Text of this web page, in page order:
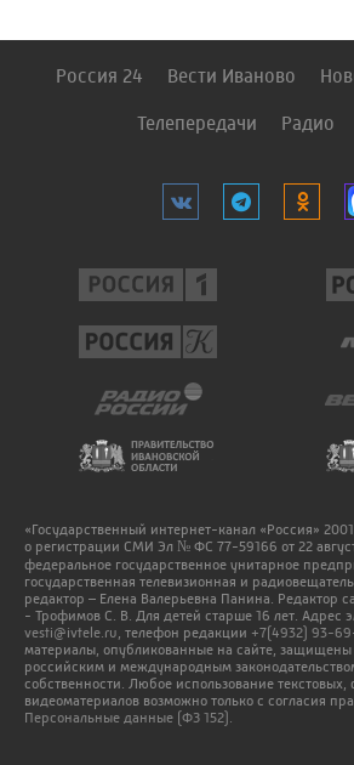
Россия 24 Вести Иваново
Телепередачи Радио
«Государственный интернет-канал «Россия»
о регистрации СМИ Эл № ФС 77-59166 от 22
федеральное государственное унитарное
государственная телевизионная и
редактор – Елена Валерьевна Панина. Редактор
- Трофимов С. В. Для детей старше 16 лет. Адрес
vesti@ivtele.ru , телефон редакции +7(4932) 93-
материалы, опубликованные на сайте, защищены
российским и международным
собственности. Любое использование текстовых,
видеоматериалов возможно только с согласия
Персональные данные (ФЗ 152).